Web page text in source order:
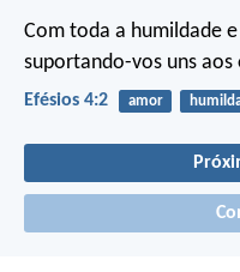
Com toda a humildade
suportando-vos uns
Efésios 4:2 amor